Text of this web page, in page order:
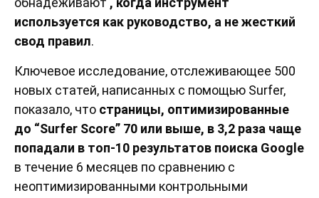
используется как руководство, а не жесткий
свод правил.
Ключевое исследование, отслеживающее 500
новых статей, написанных с помощью Surfer,
показало, что страницы, оптимизированные
до “Surfer Score” 70 или выше, в 3,2 раза чаще
попадали в топ-10 результатов поиска Google
в течение 6 месяцев по сравнению с
неоптимизированными контрольными